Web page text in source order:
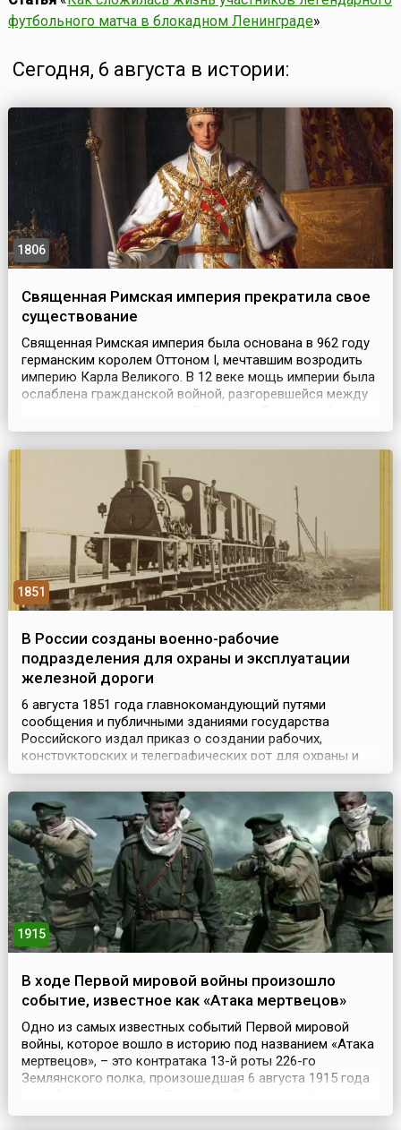
футбольного матча в блокадном Ленинграде»
Сегодня, 6 августа в истории:
1806
Священная Римская империя прекратила свое
существование
Священная Римская империя была основана в 962 году
германским королем Оттоном I, мечтавшим возродить
империю Карла Великого. В 12 веке мощь империи была
ослаблена гражданской войной, разгоревшейся между
Начиная с 1438 года императорская корона Священной
Габсбургов, которые, следуя общей тенденции, ...
1851
В России созданы военно-рабочие
подразделения для охраны и эксплуатации
железной дороги
6 августа 1851 года главнокомандующий путями
сообщения и публичными зданиями государства
Российского издал приказ о создании рабочих,
конструкторских и телеграфических рот для охраны и
эксплуатации Санкт-Петербурго-Московской железной
дороги. Они впоследствии и стали основой
железнодорожных войск России. Изначально было
сформировано 14 отдельных военно-рабочих, две
кондукторские и одна телегра...
1915
В ходе Первой мировой войны произошло
событие, известное как «Атака мертвецов»
Одно из самых известных событий Первой мировой
войны, которое вошло в историю под названием «Атака
мертвецов», – это контратака 13-й роты 226-го
Землянского полка, произошедшая 6 августа 1915 года
когда при отражении немецкой газовой атаки около